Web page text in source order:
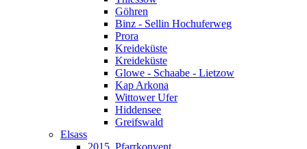
Göhren
Binz - Sellin Hochuferweg
Prora
Kreideküste
Kreideküste
Glowe - Schaabe - Lietzow
Kap Arkona
Wittower Ufer
Hiddensee
Greifswald
Elsass
2015_Pfarrkonvent